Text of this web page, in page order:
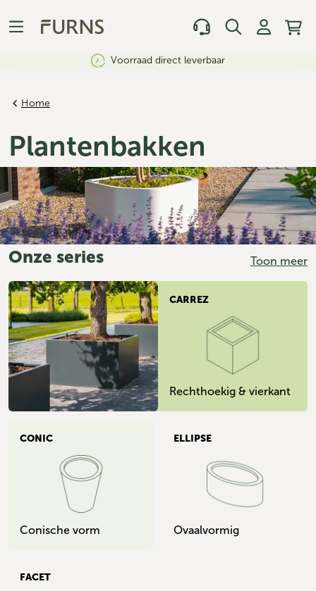
Voorraad direct leverbaar
Home
Plantenbakken
Onze series Toon meer
CARREZ
Rechthoekig & vierkant
CONIC
Conische vorm
ELLIPSE
Ovaalvormig
FACET